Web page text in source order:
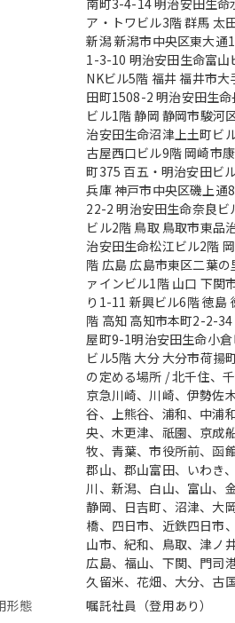
南町3-4-14 明治安田生命
ア・トワビル3階 群馬 太田市飯田町1005-2 太田東京海上日動ビルディング4階
新潟 新潟市中央区東大通1-3-8
1-3-10 明治安田生命富山ビル11階 石川 金沢市広岡2-
NKビル5階 福井 福井市大手2-7-15 明治安田生命福井ビル11階 長野 長野市新
田町1508-2 明治安田生
ビル1階 静岡 静岡市駿河区森下町1-35静岡ＭＹタワー5階 沼津市上土町14 明
治安田生命沼津上土町ビル4階 愛知 名古屋市中村区椿町15-21明
古屋西口ビル9階 岡崎市康生通
町375 百五・明治安田ビ
兵庫 神戸市中央区磯上通8-3-5明
22-2 明治安田生命奈良ビル4階 和歌山 和歌山市六番丁17明治
ビル2階 鳥取 鳥取市東品治町102 鳥取駅前ビル4階 島根 松江市朝日町478-8 明
治安田生命松江ビル2階 岡山 岡山市北区駅前町1-9-15明治安田生命岡山ビル8
階 広島 広島市東区二葉の里3-5-7 GRANODE広島11階 福山市昭和町2-3 福山フ
ァインビル1階 山口 下関市南部町19-7 明治安田生命下関ビル3階 周南市御幸通
り1-11 新興ビル6階 徳島 徳島市東船場町2-37 明治安田生命徳島東船場ビル3
階 高知 高知市本町2-2-34 明治安田生命高知ビル3階 福岡 北九州市小倉北区紺
屋町9-1明治安田生命小
ビル5階 大分 大分市荷揚町1-30明治安田生命大分ビル2階 （変更の範囲）会社
の定める場所 / 北千住、
京急川崎、川崎、伊勢佐
谷、上熊谷、浦和、中浦
央、木更津、祇園、京成
牧、青葉、市役所前、函
郡山、郡山富田、いわき
川、新潟、白山、富山、
静岡、日吉町、沼津、大
橋、四日市、近鉄四日市
山市、紀和、鳥取、津ノ
広島、福山、下関、門司
久留米、花畑、大分、古
形態
嘱託社員（登用あり）